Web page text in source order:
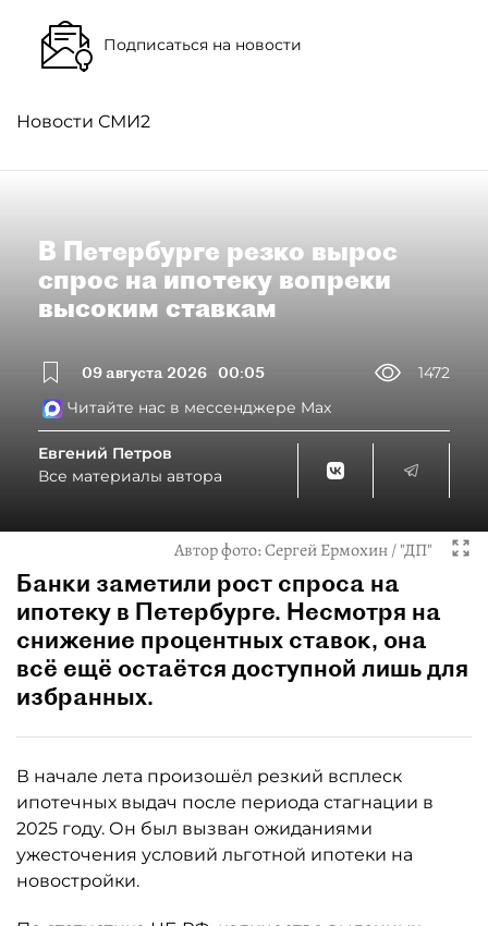
Подписаться на новости
Новости СМИ2
В Петербурге резко вырос
спрос на ипотеку вопреки
высоким ставкам
09 августа 2026 00:05
1472
Читайте нас в мессенджере Max
Евгений Петров
Все материалы автора
Автор фото:Сергей Ермохин / "ДП"
Банки заметили рост спроса на
ипотеку в Петербурге. Несмотря на
снижение процентных ставок, она
всё ещё остаётся доступной лишь для
избранных.
В начале лета произошёл резкий всплеск
ипотечных выдач после периода стагнации в
2025 году. Он был вызван ожиданиями
ужесточения условий льготной ипотеки на
новостройки.